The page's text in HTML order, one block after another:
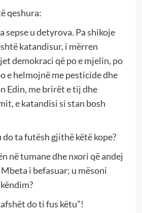
qeshura:
sepse u detyrova. Pa shikoje
katandisur, i mërren
demokraci që po e mjelin, po
e helmojnë me pesticide dhe
Edin, me brirët e tij dhe
e katandisi si stan bosh
ta futësh gjithë këtë kope?
në tumane dhe nxori që andej
i befasuar; u mësoni
do ti fus këtu”!